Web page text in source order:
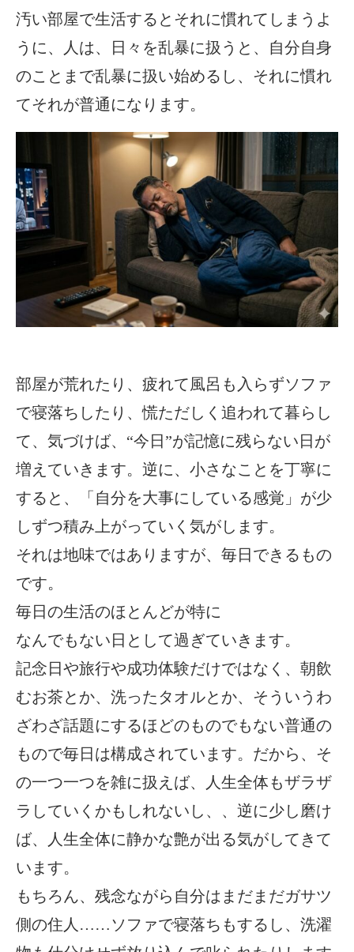
汚い部屋で生活するとそれに慣れてしまうよ
うに、人は、日々を乱暴に扱うと、自分自身
のことまで乱暴に扱い始めるし、それに慣れ
てそれが普通になります。
部屋が荒れたり、疲れて風呂も入らずソファ
で寝落ちしたり、慌ただしく追われて暮らし
て、気づけば、“今日”が記憶に残らない日が
増えていきます。逆に、小さなことを丁寧に
すると、「自分を大事にしている感覚」が少
しずつ積み上がっていく気がします。
それは地味ではありますが、毎日できるもの
です。
毎日の生活のほとんどが特に
なんでもない日として過ぎていきます。
記念日や旅行や成功体験だけではなく、朝飲
むお茶とか、洗ったタオルとか、そういうわ
ざわざ話題にするほどのものでもない普通の
もので毎日は構成されています。だから、そ
の一つ一つを雑に扱えば、人生全体もザラザ
ラしていくかもしれないし、、逆に少し磨け
ば、人生全体に静かな艶が出る気がしてきて
います。
もちろん、残念ながら自分はまだまだガサツ
側の住人……ソファで寝落ちもするし、洗濯